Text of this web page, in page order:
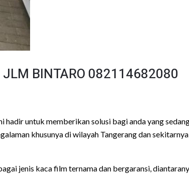
BINTARO 082114682080
hadir untuk memberikan solusi bagi anda yang
khusunya di wilayah Tangerang dan
jenis kaca film ternama dan bergaransi,